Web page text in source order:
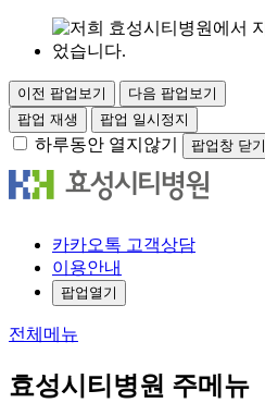
이전 팝업보기
다음 팝업보기
팝업 재생
팝업 일시정지
하루동안 열지않기 팝업창 닫기
카카오톡 고객상담
이용안내
팝업열기
전체메뉴
효성시티병원 주메뉴